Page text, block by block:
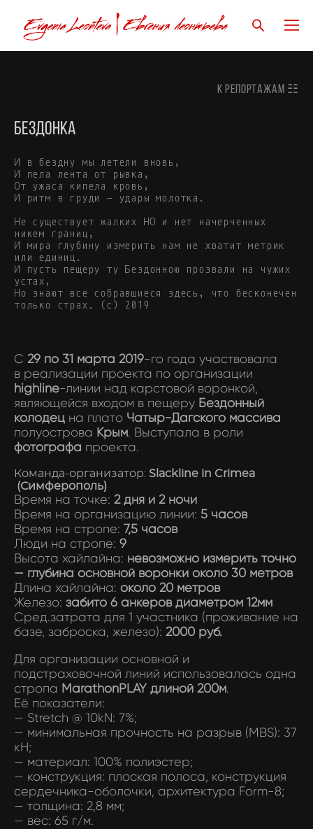
к Репортажам ☷
Бездонка
И в бездну мы летели вновь,
И пела лента от рывка,
От ужаса кипела кровь,
И ритм в груди — удары молотка.
Не существует жалких НО и нет начерченных
никем границ,
И мира глубину измерить нам не хватит метрик
или единиц.
И пусть пещеру ту Бездонною прозвали на чужих
устах,
Но знают все собравшиеся здесь, что бесконечен
только страх. (с) 2019
С 29 по 31 марта 2019-го года участвовала
в реализации проекта по организации
highline-линии над карстовой воронкой,
являющейся входом в пещеру Бездонный
колодец на плато Чатыр-Дагского массива
полуострова Крым. Выступала в роли
фотографа проекта.
Команда-организатор: Slackline in Crimea
(Симферополь)
Время на точке: 2 дня и 2 ночи
Время на организацию линии: 5 часов
Время на стропе: 7,5 часов
Люди на стропе: 9
Высота хайлайна: невозможно измерить точно
— глубина основной воронки около 30 метров
Длина хайлайна: около 20 метров
Железо: забито 6 анкеров диаметром 12мм
Сред.затрата для 1 участника (проживание на
базе, заброска, железо): 2000 руб.
Для организации основной и
подстраховочной линий использовалась одна
стропа MarathonPLAY длиной 200м.
Её показатели:
— Stretch @ 10kN: 7%;
— минимальная прочность на разрыв (MBS): 37
кН;
— материал: 100% полиэстер;
— конструкция: плоская полоса, конструкция
сердечника-оболочки, архитектура Form-8;
— толщина: 2,8 мм;
— вес: 65 г/м.